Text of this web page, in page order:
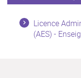
Licence
(AES) -